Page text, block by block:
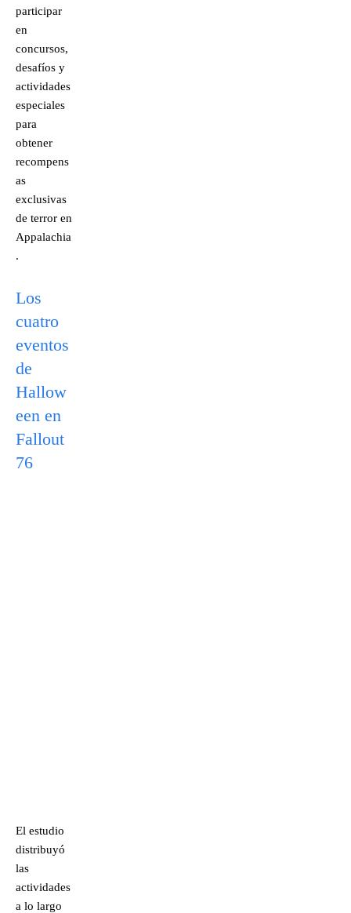
participar
en
concursos,
desafíos y
actividades
especiales
para
obtener
recompens
as
exclusivas
de terror en
Appalachia
.
Los
cuatro
eventos
de
Hallow
een en
Fallout
76
El estudio
distribuyó
las
actividades
a lo largo